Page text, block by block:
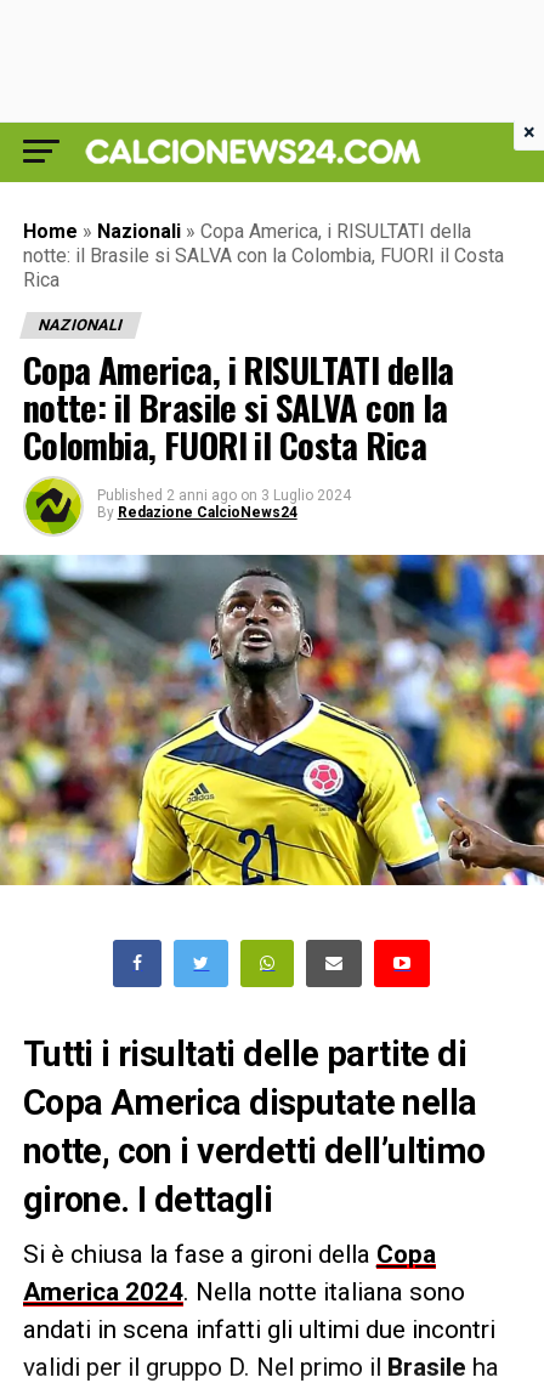
Home » Nazionali » Copa America, i RISULTATI della
notte: il Brasile si SALVA con la Colombia, FUORI il Costa
Rica
NAZIONALI
Copa America, i RISULTATI della
notte: il Brasile si SALVA con la
Colombia, FUORI il Costa Rica
Published 2 anni ago on 3 Luglio 2024
By Redazione CalcioNews24
Tutti i risultati delle partite di
Copa America disputate nella
notte, con i verdetti dell’ultimo
girone. I dettagli
Si è chiusa la fase a gironi della Copa
America 2024. Nella notte italiana sono
andati in scena infatti gli ultimi due incontri
validi per il gruppo D. Nel primo il Brasile ha
×